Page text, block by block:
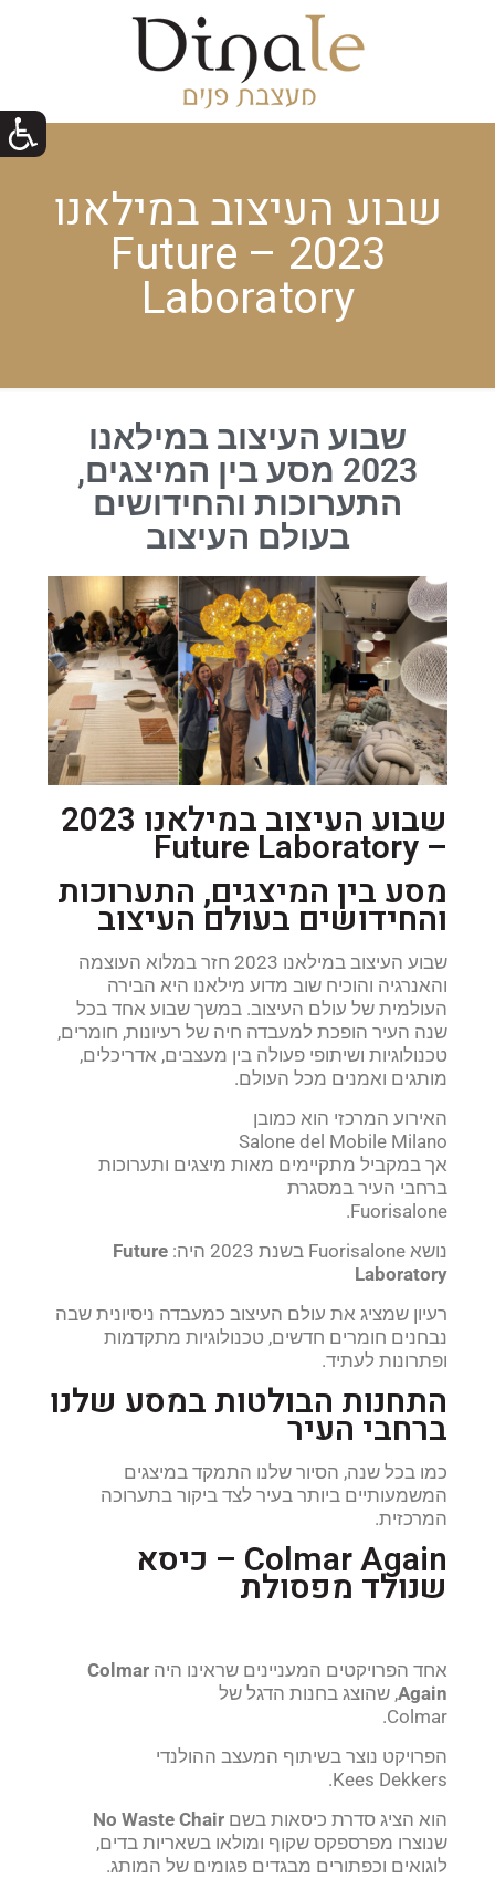
שבוע העיצוב במילאנו
2023 – Future
Laboratory
שבוע העיצוב במילאנו
2023 מסע בין המיצגים,
התערוכות והחידושים
בעולם העיצוב
שבוע העיצוב במילאנו 2023
–
Future Laboratory
מסע בין המיצגים, התערוכות
והחידושים בעולם העיצוב
שבוע העיצוב במילאנו 2023 חזר במלוא העוצמה
והאנרגיה והוכיח שוב מדוע מילאנו היא הבירה
העולמית של עולם העיצוב. במשך שבוע אחד בכל
שנה העיר הופכת למעבדה חיה של רעיונות, חומרים,
טכנולוגיות ושיתופי פעולה בין מעצבים, אדריכלים,
מותגים ואמנים מכל העולם.
האירוע המרכזי הוא כמובן
Salone del Mobile Milano
אך במקביל מתקיימים מאות מיצגים ותערוכות
ברחבי העיר במסגרת
Fuorisalone.
נושא Fuorisalone בשנת 2023 היה:
Future
Laboratory
רעיון שמציג את עולם העיצוב כמעבדה ניסיונית שבה
נבחנים חומרים חדשים, טכנולוגיות מתקדמות
ופתרונות לעתיד.
התחנות הבולטות במסע שלנו
ברחבי העיר
כמו בכל שנה, הסיור שלנו התמקד במיצגים
המשמעותיים ביותר בעיר לצד ביקור בתערוכה
המרכזית.
Colmar Again – כיסא
שנולד מפסולת
אחד הפרויקטים המעניינים שראינו היה Colmar
Again, שהוצג בחנות הדגל של
Colmar.
הפרויקט נוצר בשיתוף המעצב ההולנדי
Kees Dekkers.
הוא הציג סדרת כיסאות בשם No Waste Chair
שנוצרו מפרספקס שקוף ומולאו בשאריות בדים,
לוגואים וכפתורים מבגדים פגומים של המותג.